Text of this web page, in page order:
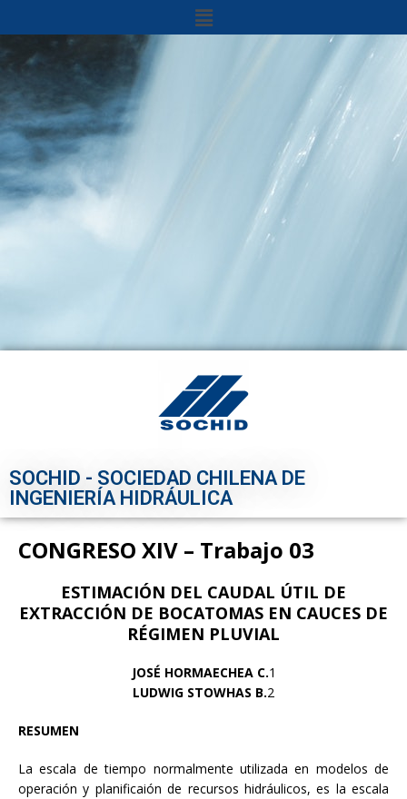
SOCHID - SOCIEDAD CHILENA DE
INGENIERÍA HIDRÁULICA
CONGRESO XIV – Trabajo 03
ESTIMACIÓN DEL CAUDAL ÚTIL DE
EXTRACCIÓN DE BOCATOMAS EN CAUCES DE
RÉGIMEN PLUVIAL
JOSÉ HORMAECHEA C.1
LUDWIG STOWHAS B.2
RESUMEN
La escala de tiempo normalmente utilizada en modelos de
operación y planificaión de recursos hidráulicos, es la escala